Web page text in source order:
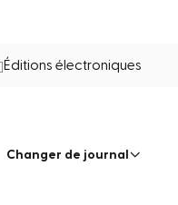
Éditions électroniques
Changer de journal